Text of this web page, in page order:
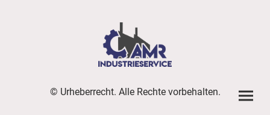
© Urheberrecht. Alle Rechte vorbehalten.